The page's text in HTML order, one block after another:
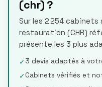
(chr) ?
Sur les 2 254
restauration (CHR)
présente les 3 plus
✓3 devis adaptés à
✓Cabinets vérifiés et